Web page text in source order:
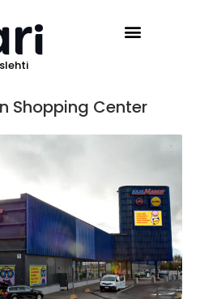
Shopping Center